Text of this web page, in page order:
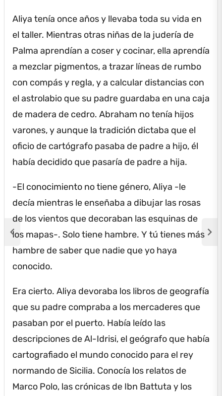
chevron_left
Aliya tenía once años y llevaba toda su vida en
el taller. Mientras otras niñas de la judería de
Palma aprendían a coser y cocinar, ella aprendía
a mezclar pigmentos, a trazar líneas de rumbo
con compás y regla, y a calcular distancias con
el astrolabio que su padre guardaba en una caja
de madera de cedro. Abraham no tenía hijos
varones, y aunque la tradición dictaba que el
oficio de cartógrafo pasaba de padre a hijo, él
había decidido que pasaría de padre a hija.
-El conocimiento no tiene género, Aliya -le
decía mientras le enseñaba a dibujar las rosas
de los vientos que decoraban las esquinas de
los mapas-. Solo tiene hambre. Y tú tienes más
hambre de saber que nadie que yo haya
conocido.
Era cierto. Aliya devoraba los libros de geografía
que su padre compraba a los mercaderes que
pasaban por el puerto. Había leído las
descripciones de Al-Idrisi, el geógrafo que había
cartografiado el mundo conocido para el rey
normando de Sicilia. Conocía los relatos de
Marco Polo, las crónicas de Ibn Battuta y los
chevron_right